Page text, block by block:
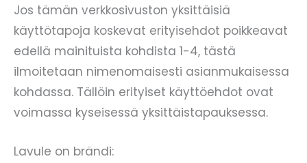
Jos tämän verkkosivuston yksittäisiä
käyttötapoja koskevat erityisehdot poikkeavat
edellä mainituista kohdista 1-4, tästä
ilmoitetaan nimenomaisesti asianmukaisessa
kohdassa. Tällöin erityiset käyttöehdot ovat
voimassa kyseisessä yksittäistapauksessa.
Lavule on brändi: